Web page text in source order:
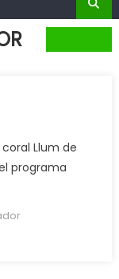
Llum de
programa